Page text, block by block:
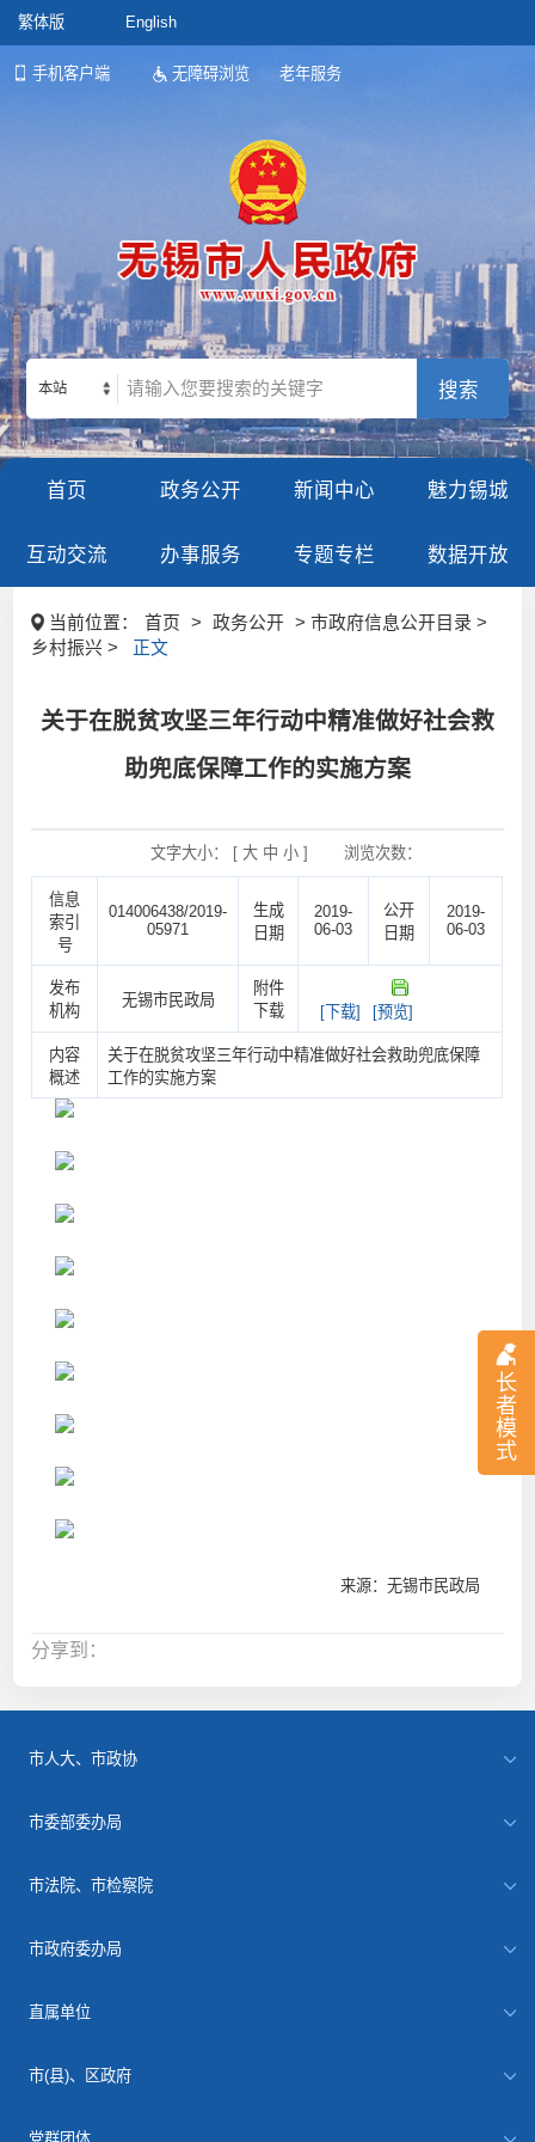
繁体版 English
手机客户端 无障碍浏览 老年服务
长
者
模
式
本站
首页 政务公开 新闻中心 魅力锡城
互动交流 办事服务 专题专栏 数据开放
当前位置： 首页 > 政务公开
> 市政府信息公开目录 >
乡村振兴 >
正文
关于在脱贫攻坚三年行动中精准做好社会救
助兜底保障工作的实施方案
文字大小： [ 大 中 小] 浏览次数：
信息
索引
号
014006438/2019-
05971
生成
日期
2019-
06-03
公开
日期
2019-
06-03
发布
机构
无锡市民政局
附件
下载
[下载] [预览]
内容
概述
关于在脱贫攻坚三年行动中精准做好社会救助兜底保障
工作的实施方案
来源：无锡市民政局
分享到：
市人大、市政协
市委部委办局
市法院、市检察院
市政府委办局
直属单位
市(县)、区政府